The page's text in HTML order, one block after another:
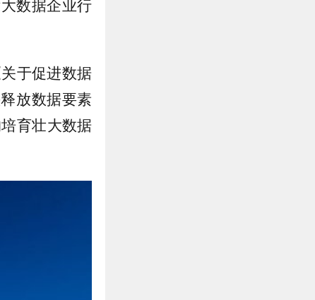
数据企业行
于促进数据
放数据要素
育壮大数据